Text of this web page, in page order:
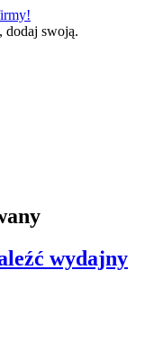
dodaj swoją.
wydajny